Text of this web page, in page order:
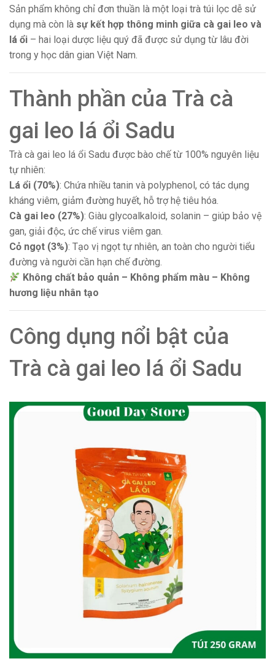
Sản phẩm không chỉ đơn thuần là một loại trà túi lọc dễ sử
dụng mà còn là sự kết hợp thông minh giữa cà gai leo và
lá ổi – hai loại dược liệu quý đã được sử dụng từ lâu đời
trong y học dân gian Việt Nam.
Thành phần của Trà cà
gai leo lá ổi Sadu
Trà cà gai leo lá ổi Sadu được bào chế từ 100% nguyên liệu
tự nhiên:
Lá ổi (70%): Chứa nhiều tanin và polyphenol, có tác dụng
kháng viêm, giảm đường huyết, hỗ trợ hệ tiêu hóa.
Cà gai leo (27%): Giàu glycoalkaloid, solanin – giúp bảo vệ
gan, giải độc, ức chế virus viêm gan.
Cỏ ngọt (3%): Tạo vị ngọt tự nhiên, an toàn cho người tiểu
đường và người cần hạn chế đường.
Không chất bảo quản – Không phẩm màu – Không
hương liệu nhân tạo
Công dụng nổi bật của
Trà cà gai leo lá ổi Sadu